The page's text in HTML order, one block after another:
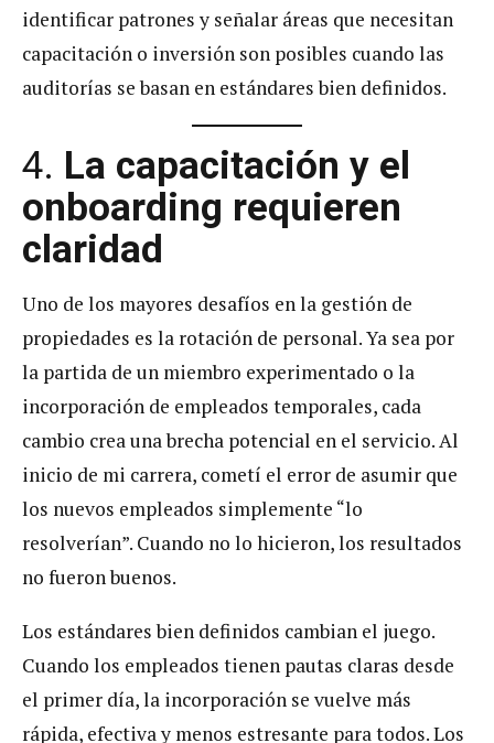
identificar patrones y señalar áreas que necesitan
capacitación o inversión son posibles cuando las
auditorías se basan en estándares bien definidos.
4. La capacitación y el
onboarding requieren
claridad
Uno de los mayores desafíos en la gestión de
propiedades es la rotación de personal. Ya sea por
la partida de un miembro experimentado o la
incorporación de empleados temporales, cada
cambio crea una brecha potencial en el servicio. Al
inicio de mi carrera, cometí el error de asumir que
los nuevos empleados simplemente “lo
resolverían”. Cuando no lo hicieron, los resultados
no fueron buenos.
Los estándares bien definidos cambian el juego.
Cuando los empleados tienen pautas claras desde
el primer día, la incorporación se vuelve más
rápida, efectiva y menos estresante para todos. Los